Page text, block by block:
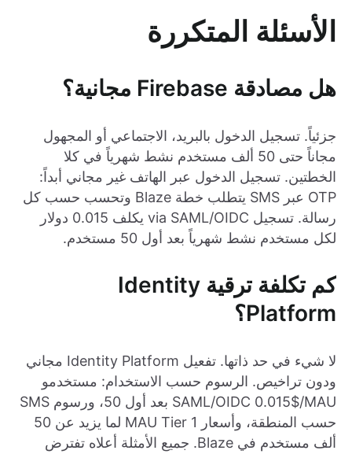
الأسئلة المتكررة
هل مصادقة Firebase مجانية؟
جزئياً. تسجيل الدخول بالبريد، الاجتماعي أو المجهول
مجاناً حتى 50 ألف مستخدم نشط شهرياً في كلا
الخطتين. تسجيل الدخول عبر الهاتف غير مجاني أبداً:
OTP عبر SMS يتطلب خطة Blaze وتحسب حسب كل
رسالة. تسجيل via SAML/OIDC يكلف 0.015 دولار
لكل مستخدم نشط شهرياً بعد أول 50 مستخدم.
كم تكلفة ترقية Identity
Platform؟
لا شيء في حد ذاتها. تفعيل Identity Platform مجاني
ودون تراخيص. الرسوم حسب الاستخدام: مستخدمو
SAML/OIDC 0.015$/MAU بعد أول 50، ورسوم SMS
حسب المنطقة، وأسعار MAU Tier 1 لما يزيد عن 50
ألف مستخدم في Blaze. جميع الأمثلة أعلاه تفترض